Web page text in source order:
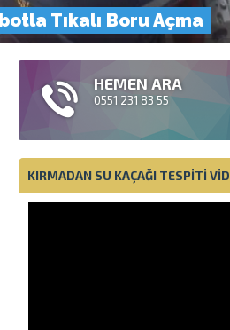
Tıkalı Boru Açma
HEMEN ARA
0551 231 83 55
KIRMADAN SU KAÇAĞI TESPITI